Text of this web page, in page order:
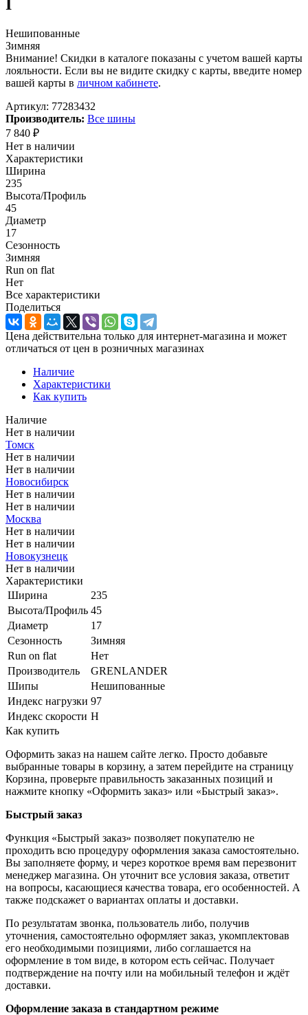
Нешипованные
Зимняя
Внимание! Скидки в каталоге показаны с учетом вашей карты
лояльности. Если вы не видите скидку с карты, введите номер
вашей карты в личном кабинете.
Артикул: 77283432
Производитель: Все шины
7 840 ₽
Нет в наличии
Характеристики
Ширина
235
Высота/Профиль
45
Диаметр
17
Сезонность
Зимняя
Run on flat
Нет
Все характеристики
Поделиться
Цена действительна только для интернет-магазина и может
отличаться от цен в розничных магазинах
Наличие
Характеристики
Как купить
Наличие
Нет в наличии
Томск
Нет в наличии
Нет в наличии
Новосибирск
Нет в наличии
Нет в наличии
Москва
Нет в наличии
Нет в наличии
Новокузнецк
Нет в наличии
Характеристики
Ширина
235
Высота/Профиль 45
Диаметр
17
Сезонность
Зимняя
Run on flat
Нет
Производитель
GRENLANDER
Шипы
Нешипованные
Индекс нагрузки 97
Индекс скорости H
Как купить
Оформить заказ на нашем сайте легко. Просто добавьте
выбранные товары в корзину, а затем перейдите на страницу
Корзина, проверьте правильность заказанных позиций и
нажмите кнопку «Оформить заказ» или «Быстрый заказ».
Быстрый заказ
Функция «Быстрый заказ» позволяет покупателю не
проходить всю процедуру оформления заказа самостоятельно.
Вы заполняете форму, и через короткое время вам перезвонит
менеджер магазина. Он уточнит все условия заказа, ответит
на вопросы, касающиеся качества товара, его особенностей. А
также подскажет о вариантах оплаты и доставки.
По результатам звонка, пользователь либо, получив
уточнения, самостоятельно оформляет заказ, укомплектовав
его необходимыми позициями, либо соглашается на
оформление в том виде, в котором есть сейчас. Получает
подтверждение на почту или на мобильный телефон и ждёт
доставки.
Оформление заказа в стандартном режиме